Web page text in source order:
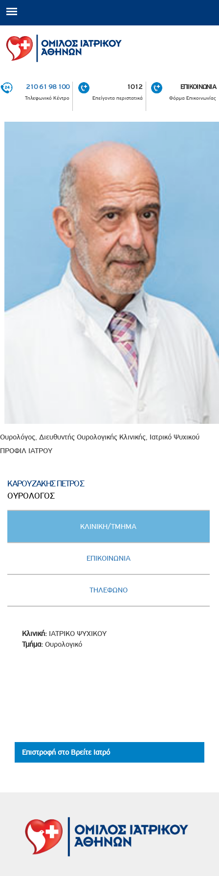
210 61 98 100
Τηλεφωνικό Κέντρο
1012
Επείγοντα περιστατικά
ΕΠΙΚΟΙΝΩΝΙΑ
Φόρμα Επικοινωνίας
Ουρολόγος, Διευθυντής Ουρολογικής Κλινικής, Ιατρικό Ψυχικού
ΠΡΟΦΙΛ ΙΑΤΡΟΥ
ΚΑΡΟΥΖΑΚΗΣ ΠΕΤΡΟΣ
ΟΥΡΟΛΟΓΟΣ
ΚΛΙΝΙΚΗ/ΤΜΗΜΑ
ΕΠΙΚΟΙΝΩΝΙΑ
ΤΗΛΕΦΩΝΟ
Κλινική: ΙΑΤΡΙΚΟ ΨΥΧΙΚΟΥ
Τμήμα: Ουρολογικό
Επιστροφή στο Βρείτε Ιατρό